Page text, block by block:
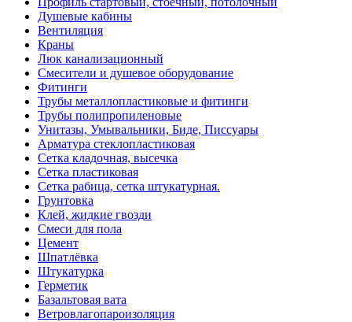
Душевые кабины
Вентиляция
Краны
Люк канализационный
Смесители и душевое оборудование
Фитинги
Трубы металлопластиковые и фитинги
Трубы полипропиленовые
Унитазы, Умывальники, Биде, Писсуары
Арматура стеклопластиковая
Сетка кладочная, высечка
Сетка пластиковая
Сетка рабица, сетка штукатурная.
Грунтовка
Клей, жидкие гвозди
Смеси для пола
Цемент
Шпатлёвка
Штукатурка
Герметик
Базальтовая вата
Ветровлагопароизоляция